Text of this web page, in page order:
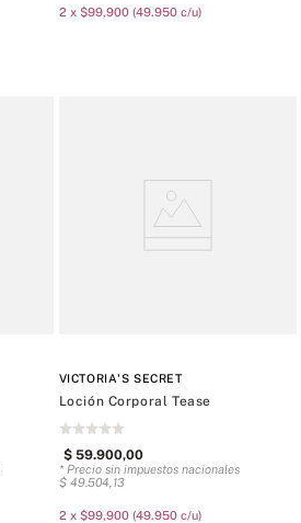
2 x $99,900 (49.950 c/u)
VICTORIA'S SECRET
Loción Corporal Tease
$ 59.900,00
* Precio sin impuestos nacionales
$ 49.504 13
2 x $99,900 (49.950 c/u)